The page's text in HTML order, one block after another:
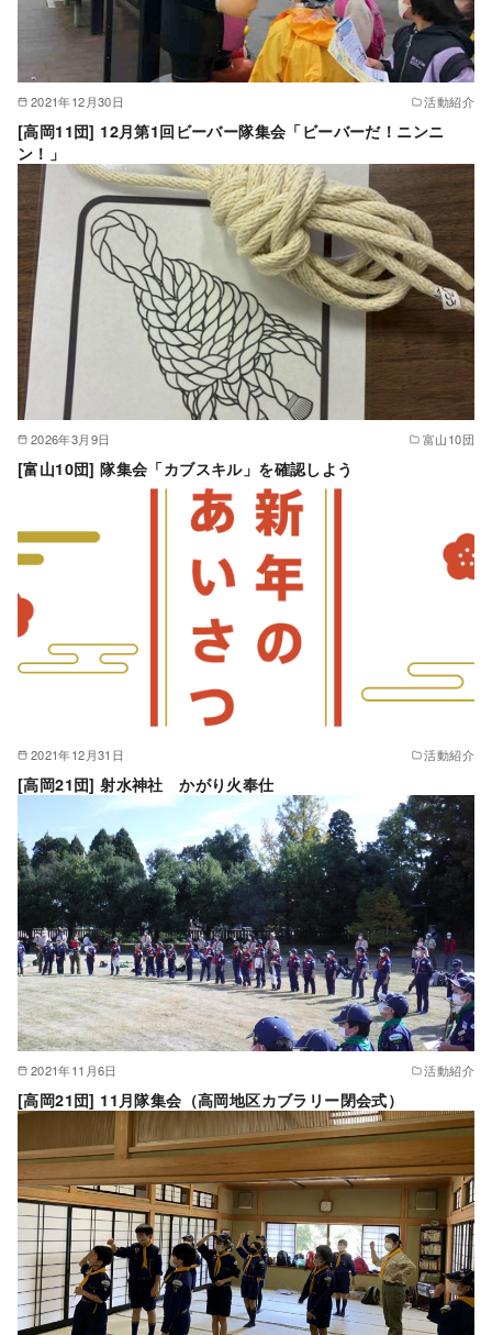
2021年12月30日 活動紹介
[高岡11団] 12月第1回ビーバー隊集会「ビーバーだ！ニンニ
ン！」
2026年3月9日 富山10団
[富山10団] 隊集会「カブスキル」を確認しよう
2021年12月31日 活動紹介
[高岡21団] 射水神社 かがり火奉仕
2021年11月6日 活動紹介
[高岡21団] 11月隊集会（高岡地区カブラリー閉会式）